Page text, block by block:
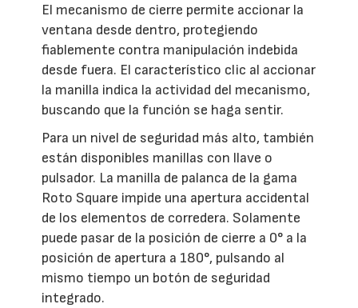
El mecanismo de cierre permite accionar la
ventana desde dentro, protegiendo
fiablemente contra manipulación indebida
desde fuera. El característico clic al accionar
la manilla indica la actividad del mecanismo,
buscando que la función se haga sentir.
Para un nivel de seguridad más alto, también
están disponibles manillas con llave o
pulsador. La manilla de palanca de la gama
Roto Square impide una apertura accidental
de los elementos de corredera. Solamente
puede pasar de la posición de cierre a 0° a la
posición de apertura a 180°, pulsando al
mismo tiempo un botón de seguridad
integrado.